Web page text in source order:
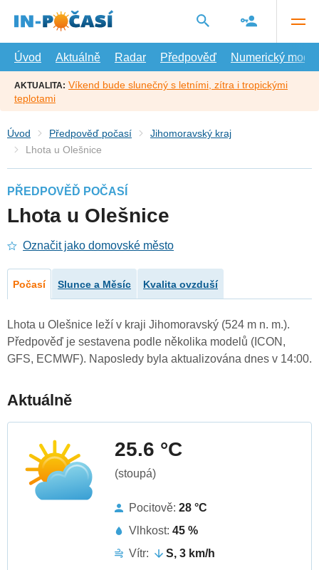
hlavní
Úvod
Aktuálně Radar Předpověď Numerický model
AKTUALITA: Víkend bude slunečný s letními, zítra i tropickými
teplotami
Úvod Předpověď počasí
Jihomoravský kraj
Lhota u Olešnice
PŘEDPOVĚĎ POČASÍ
Lhota u Olešnice
Označit jako domovské město
Počasí Slunce a Měsíc Kvalita ovzduší
Lhota u Olešnice leží v kraji Jihomoravský (524 m n. m.).
Předpověď je sestavena podle několika modelů (ICON,
GFS, ECMWF). Naposledy byla aktualizována dnes v 14:00.
Aktuálně
25.6 °C
(stoupá)
Pocitově: 28 °C
Vlhkost: 45 %
Vítr:
S, 3 km/h